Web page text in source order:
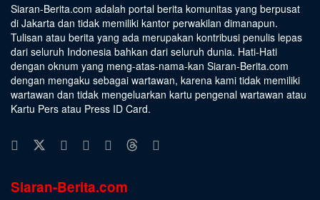
Siaran-Berita.com adalah portal berita komunitas yang berpusat
di Jakarta dan tidak memiliki kantor perwakilan dimanapun.
Tulisan atau berita yang ada merupakan kontribusi penulis lepas
dari seluruh Indonesia bahkan dari seluruh dunia. Hati-Hati
dengan oknum yang meng-atas-nama-kan Siaran-Berita.com
dengan mengaku sebagai wartawan, karena kami tidak memiliki
wartawan dan tidak mengeluarkan kartu pengenal wartawan atau
Kartu Pers atau Press ID Card.
Siaran-Berita.com